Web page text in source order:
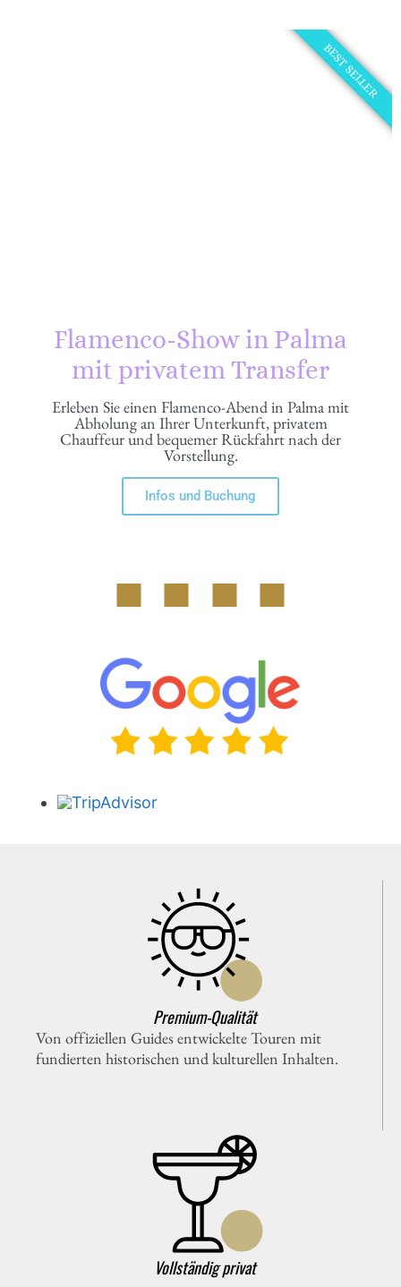
Flamenco-Show in Palma
mit privatem Transfer
Erleben Sie einen Flamenco-Abend in Palma mit
Abholung an Ihrer Unterkunft, privatem
Chauffeur und bequemer Rückfahrt nach der
Vorstellung.
Infos und Buchung
BEST SELLER
Premium-Qualität
Von offiziellen Guides entwickelte Touren mit
fundierten historischen und kulturellen Inhalten.
Vollständig privat